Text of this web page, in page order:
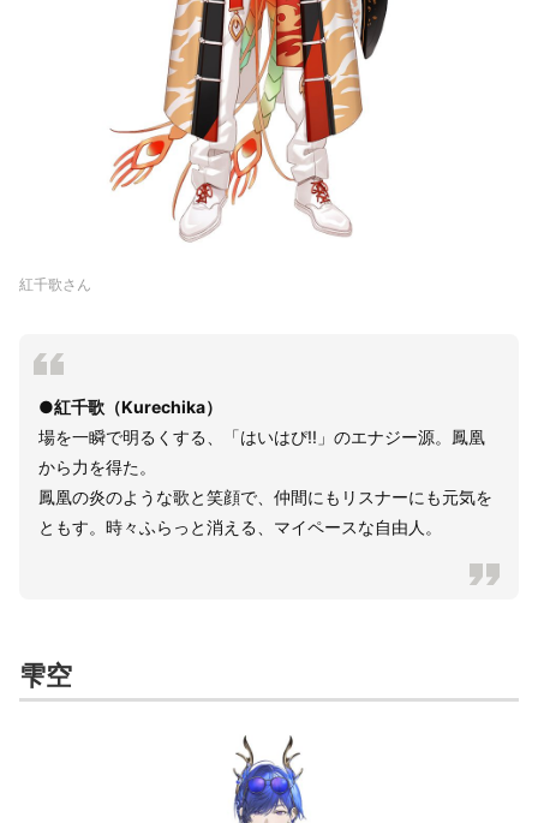
紅千歌さん
●紅千歌（Kurechika）
場を一瞬で明るくする、「はいはぴ!!」のエナジー源。鳳凰
から力を得た。
鳳凰の炎のような歌と笑顔で、仲間にもリスナーにも元気を
ともす。時々ふらっと消える、マイペースな自由人。
雫空